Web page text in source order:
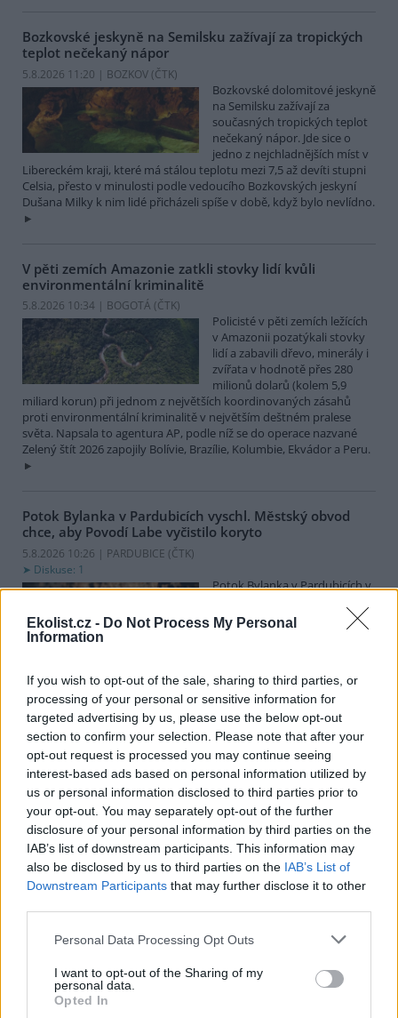
Ekolist.cz - Do Not Process My Personal
Information
If you wish to opt-out of the sale, sharing to third parties, or
processing of your personal or sensitive information for
targeted advertising by us, please use the below opt-out
section to confirm your selection. Please note that after your
opt-out request is processed you may continue seeing
interest-based ads based on personal information utilized by
us or personal information disclosed to third parties prior to
your opt-out. You may separately opt-out of the further
disclosure of your personal information by third parties on the
IAB’s list of downstream participants. This information may
also be disclosed by us to third parties on the IAB’s List of
Downstream Participants that may further disclose it to other
Personal Data Processing Opt Outs
I want to opt-out of the Sharing of my
personal data.
Opted In
Bozkovské jeskyně na Semilsku zažívají za tropických
teplot nečekaný nápor
5.8.2026 11:20 | BOZKOV (ČTK)
Bozkovské dolomitové jeskyně
na Semilsku zažívají za
současných tropických teplot
nečekaný nápor. Jde sice o
jedno z nejchladnějších míst v
Libereckém kraji, které má stálou teplotu mezi 7,5 až devíti stupni
Celsia, přesto v minulosti podle vedoucího Bozkovských jeskyní
Dušana Milky k nim lidé přicházeli spíše v době, když bylo nevlídno.
V pěti zemích Amazonie zatkli stovky lidí kvůli
environmentální kriminalitě
5.8.2026 10:34 | BOGOTÁ (ČTK)
Policisté v pěti zemích ležících
v Amazonii pozatýkali stovky
lidí a zabavili dřevo, minerály i
zvířata v hodnotě přes 280
milionů dolarů (kolem 5,9
miliard korun) při jednom z největších koordinovaných zásahů
proti environmentální kriminalitě v největším deštném pralese
světa. Napsala to agentura AP, podle níž se do operace nazvané
Zelený štít 2026 zapojily Bolívie, Brazílie, Kolumbie, Ekvádor a Peru.
Potok Bylanka v Pardubicích vyschl. Městský obvod
chce, aby Povodí Labe vyčistilo koryto
5.8.2026 10:26 | PARDUBICE (ČTK)
Diskuse: 1
Potok Bylanka v Pardubicích v
průtoků a suchého počasí
vyschl. Městský obvod VI chce
Povodí Labe. Organizace ale požadavek odmítla s tím, že údržbu
dělala už v červnu a další zásah v tuto chvíli neplánuje, zjistila ČTK.
Červený chce peníze ušetřené za rekultivaci rozdělit
obcím podle původní dohody
5.8.2026 01:29 (ČTK)
Diskuse: 2
Ministr životního prostředí
Igor Červený (Motoristé) chce
peníze, které Severní
energetická ušetřila na
rekultivacích hnědouhelného
lomu ČSA na Mostecku, rozdělit obcím podle původní dohody.
obcím prostřednictvím Státního fondu životního prostředí (SFŽP),
využití peněz a že chce ohledně výše podpory jednat přímo s
obcemi v okolí těžební oblasti. Červeného krok překvapil, postup
společnosti sleduje se znepokojením. Společnost patří do